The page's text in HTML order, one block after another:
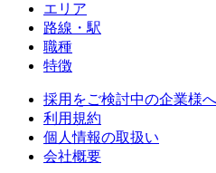
エリア
路線・駅
職種
特徴
採用をご検討中の企業様へ
利用規約
個人情報の取扱い
会社概要